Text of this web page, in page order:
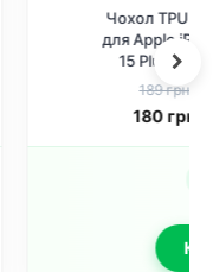
Захисне 2.5D
скло Blueo Full
Cover Anti-Peep